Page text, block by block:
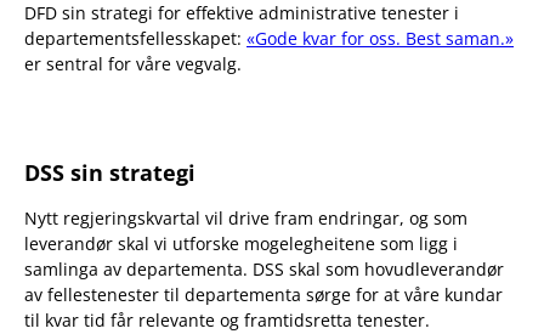
DFD sin strategi for effektive administrative tenester i
departementsfellesskapet: «Gode kvar for oss. Best saman.»
er sentral for våre vegvalg.
DSS sin strategi
Nytt regjeringskvartal vil drive fram endringar, og som
leverandør skal vi utforske mogelegheitene som ligg i
samlinga av departementa. DSS skal som hovudleverandør
av fellestenester til departementa sørge for at våre kundar
til kvar tid får relevante og framtidsretta tenester.